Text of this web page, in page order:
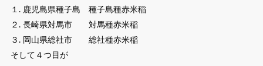
１. 鹿児島県種子島 種子島種赤米稲
２. 長崎県対馬市 対馬種赤米稲
３. 岡山県総社市 総社種赤米稲
そして４つ目が